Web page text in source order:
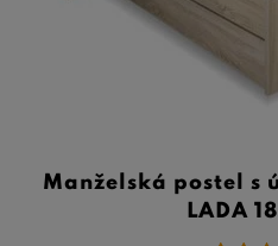
Manželská postel s
LADA